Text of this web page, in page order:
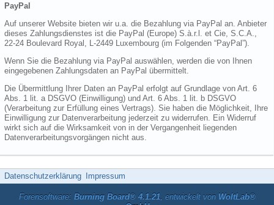
PayPal
Auf unserer Website bieten wir u.a. die Bezahlung via PayPal an. Anbieter
dieses Zahlungsdienstes ist die PayPal (Europe) S.à.r.l. et Cie, S.C.A.,
22-24 Boulevard Royal, L-2449 Luxembourg (im Folgenden “PayPal”).
Wenn Sie die Bezahlung via PayPal auswählen, werden die von Ihnen
eingegebenen Zahlungsdaten an PayPal übermittelt.
Die Übermittlung Ihrer Daten an PayPal erfolgt auf Grundlage von Art. 6
Abs. 1 lit. a DSGVO (Einwilligung) und Art. 6 Abs. 1 lit. b DSGVO
(Verarbeitung zur Erfüllung eines Vertrags). Sie haben die Möglichkeit, Ihre
Einwilligung zur Datenverarbeitung jederzeit zu widerrufen. Ein Widerruf
wirkt sich auf die Wirksamkeit von in der Vergangenheit liegenden
Datenverarbeitungsvorgängen nicht aus.
Datenschutzerklärung Impressum
Forensoftware: Burning Board® 4.1.21, entwickelt von WoltLab®